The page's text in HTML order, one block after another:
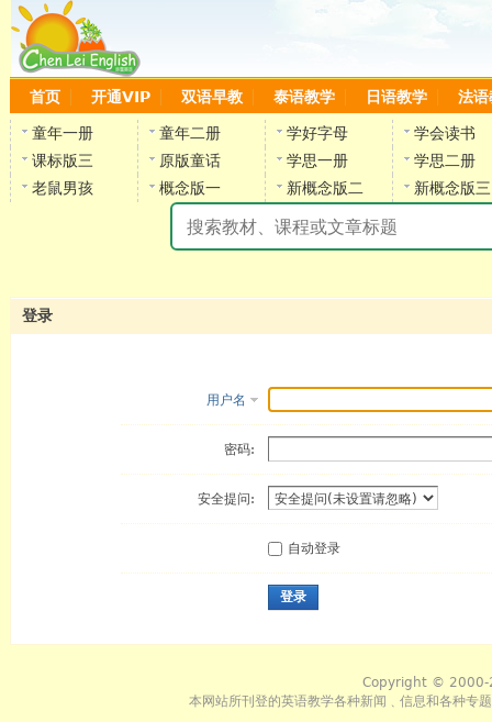
首页 开通VIP 双语早教 泰语教学 日语教学 法语
童年一册 童年二册 学好字母
学会读书
课标版三
原版童话 学思一册
学思二册
老鼠男孩
概念版一 新概念版二 新概念版三
登录
用户名
密码:
安全提问:
自动登录
登录
Copyright © 2000-
本网站所刊登的英语教学各种新闻﹑信息和各种专